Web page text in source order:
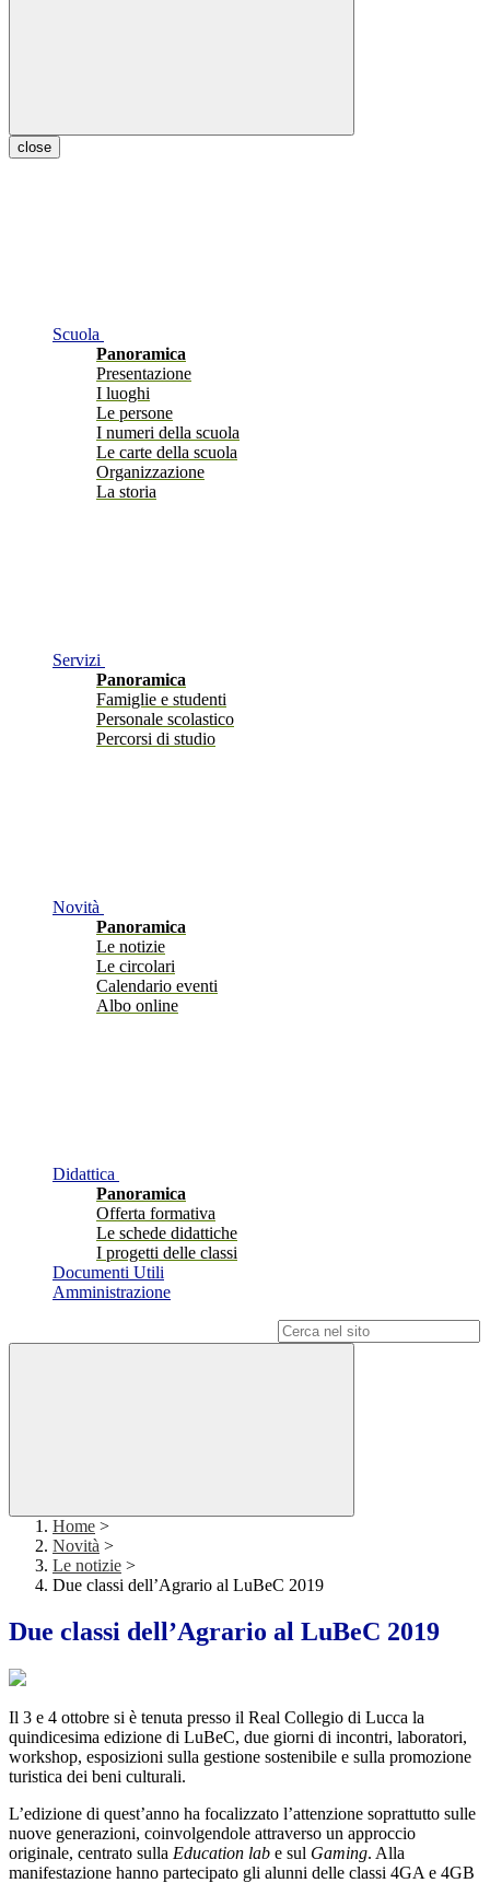
close
Scuola
Panoramica
Presentazione
I luoghi
Le persone
I numeri della scuola
Le carte della scuola
Organizzazione
La storia
Servizi
Panoramica
Famiglie e studenti
Personale scolastico
Percorsi di studio
Novità
Panoramica
Le notizie
Le circolari
Calendario eventi
Albo online
Didattica
Panoramica
Offerta formativa
Le schede didattiche
I progetti delle classi
Documenti Utili
Amministrazione
Home >
Novità >
Le notizie >
Due classi dell’Agrario al LuBeC 2019
Due classi dell’Agrario al LuBeC 2019
Il 3 e 4 ottobre si è tenuta presso il Real Collegio di Lucca la
quindicesima edizione di LuBeC, due giorni di incontri, laboratori,
workshop, esposizioni sulla gestione sostenibile e sulla promozione
turistica dei beni culturali.
L’edizione di quest’anno ha focalizzato l’attenzione soprattutto sulle
nuove generazioni, coinvolgendole attraverso un approccio
originale, centrato sulla Education lab e sul Gaming. Alla
manifestazione hanno partecipato gli alunni delle classi 4GA e 4GB